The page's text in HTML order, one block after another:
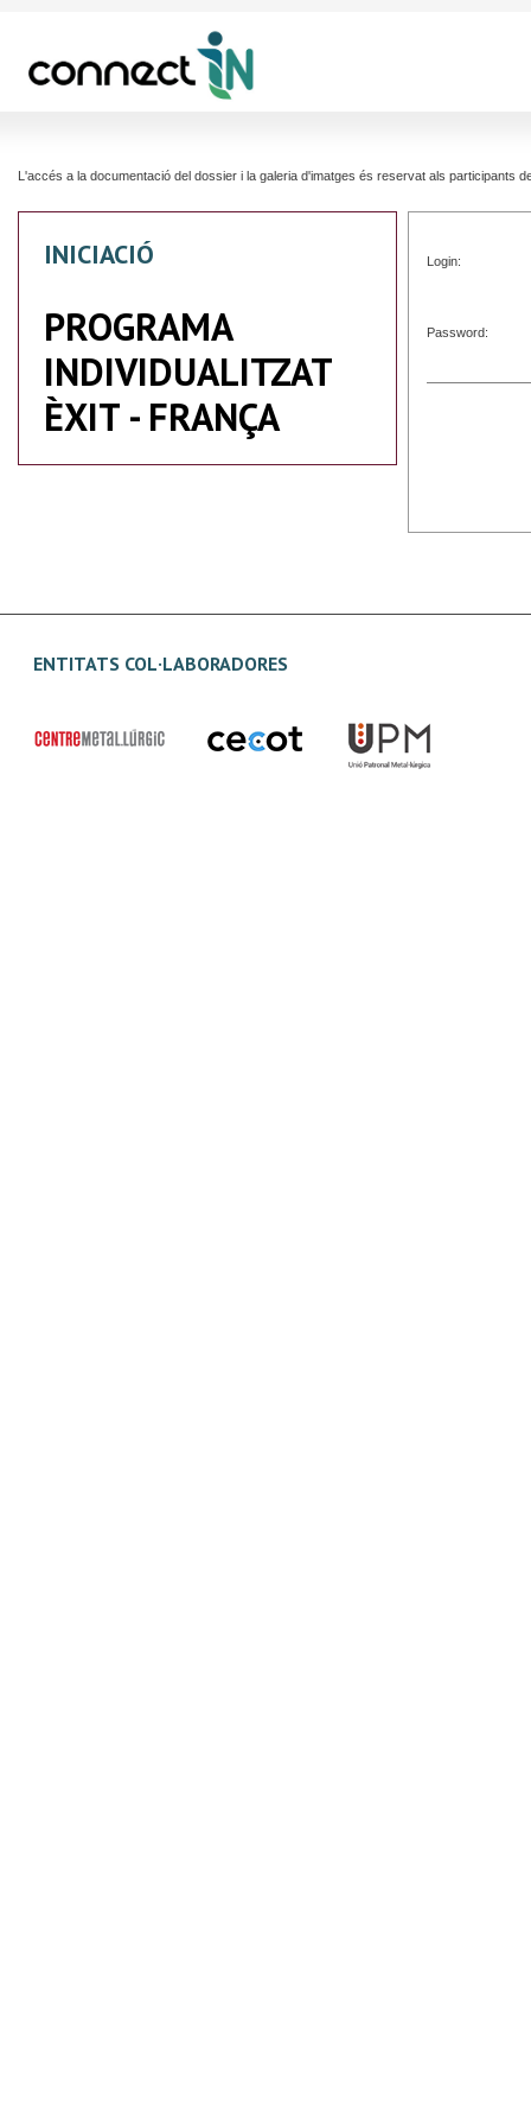
L'accés a la documentació del dossier i la galeria d'imatges és reservat als participants
INICIACIÓ
PROGRAMA
INDIVIDUALITZAT
ÈXIT - FRANÇA
Login:
Password:
ENTITATS COL·LABORADORES